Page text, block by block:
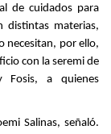
de cuidados para
distintas materias,
necesitan, por ello,
con la seremi de
Fosis, a quienes
Salinas, señaló.